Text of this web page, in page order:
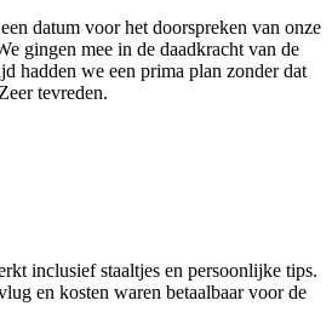
datum voor het doorspreken van onze
gingen mee in de daadkracht van de
hadden we een prima plan zonder dat
tevreden.
inclusief staaltjes en persoonlijke tips.
en kosten waren betaalbaar voor de